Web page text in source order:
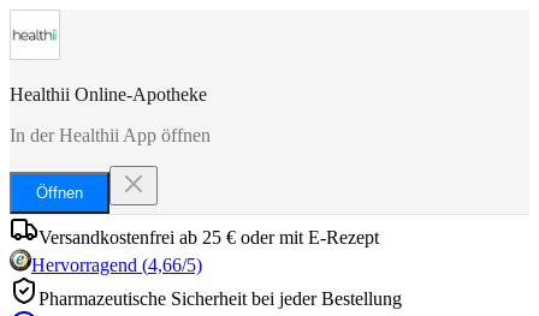
Healthii Online-Apotheke
In der Healthii App öffnen
Öffnen
Versandkostenfrei ab 25 € oder mit E-Rezept
Hervorragend (4,66/5)
Pharmazeutische Sicherheit bei jeder Bestellung